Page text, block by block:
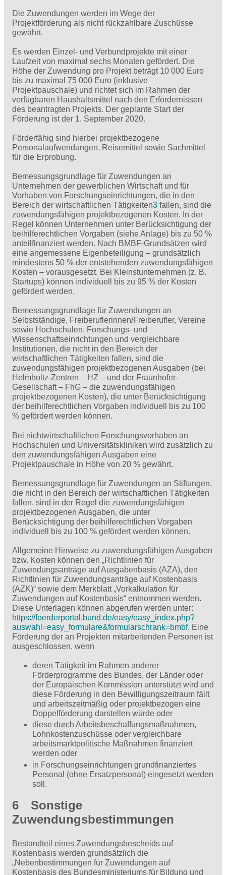
Die Zuwendungen werden im Wege der
Projektförderung als nicht rückzahlbare Zuschüsse
gewährt.
Es werden Einzel- und Verbundprojekte mit einer
Laufzeit von maximal sechs Monaten gefördert. Die
Höhe der Zuwendung pro Projekt beträgt 10 000 Euro
bis zu maximal 75 000 Euro (inklusive
Projektpauschale) und richtet sich im Rahmen der
verfügbaren Haushaltsmittel nach den Erfordernissen
des beantragten Projekts. Der geplante Start der
Förderung ist der 1. September 2020.
Förderfähig sind hierbei projektbezogene
Personalaufwendungen, Reisemittel sowie Sachmittel
für die Erprobung.
Bemessungsgrundlage für Zuwendungen an
Unternehmen der gewerblichen Wirtschaft und für
Vorhaben von Forschungseinrichtungen, die in den
Bereich der wirtschaftlichen Tätigkeiten3 fallen, sind die
zuwendungsfähigen projektbezogenen Kosten. In der
Regel können Unternehmen unter Berücksichtigung der
beihilferechtlichen Vorgaben (siehe Anlage) bis zu 50 %
anteilfinanziert werden. Nach BMBF-Grundsätzen wird
eine angemessene Eigenbeteiligung – grundsätzlich
mindestens 50 % der entstehenden zuwendungsfähigen
Kosten – vorausgesetzt. Bei Kleinstunternehmen (z. B.
Startups) können individuell bis zu 95 % der Kosten
gefördert werden.
Bemessungsgrundlage für Zuwendungen an
Selbstständige, Freiberuflerinnen/Freiberufler, Vereine
sowie Hoch­schulen, Forschungs- und
Wissenschaftseinrichtungen und vergleichbare
Institutionen, die nicht in den Bereich der
wirtschaftlichen Tätigkeiten fallen, sind die
zuwendungsfähigen projektbezogenen Ausgaben (bei
Helmholtz-Zentren – HZ – und der Fraunhofer-
Gesellschaft – FhG – die zuwendungsfähigen
projektbezogenen Kosten), die unter Berücksichtigung
der beihilferechtlichen Vorgaben individuell bis zu 100
% gefördert werden können.
Bei nichtwirtschaftlichen Forschungsvorhaben an
Hochschulen und Universitätskliniken wird zusätzlich zu
den zuwendungsfähigen Ausgaben eine
Projektpauschale in Höhe von 20 % gewährt.
Bemessungsgrundlage für Zuwendungen an Stiftungen,
die nicht in den Bereich der wirtschaftlichen Tätigkeiten
fallen, sind in der Regel die zuwendungsfähigen
projektbezogenen Ausgaben, die unter
Berücksichtigung der beihilferechtlichen Vorgaben
individuell bis zu 100 % gefördert werden können.
Allgemeine Hinweise zu zuwendungsfähigen Ausgaben
bzw. Kosten können den „Richtlinien für
Zuwendungsanträge auf Ausgabenbasis (AZA), den
Richtlinien für Zuwendungsanträge auf Kostenbasis
(AZK)“ sowie dem Merkblatt „Vorkalkulation für
Zuwendungen auf Kostenbasis“ entnommen werden.
Diese Unterlagen können abgerufen werden unter:
https://foerderportal.bund.de/easy/easy_index.php?
auswahl=easy_formulare&formularschrank=bmbf. Eine
Förderung der an Projekten mitarbeitenden Personen ist
ausgeschlossen, wenn
deren Tätigkeit im Rahmen anderer
Förderprogramme des Bundes, der Länder oder
der Europäischen Kommission unterstützt wird und
diese Förderung in den Bewilligungszeitraum fällt
und arbeitszeitmäßig oder projektbezogen eine
Doppelförderung darstellen würde oder
diese durch Arbeitsbeschaffungsmaßnahmen,
Lohnkostenzuschüsse oder vergleichbare
arbeitsmarktpolitische Maßnahmen finanziert
werden oder
in Forschungseinrichtungen grundfinanziertes
Personal (ohne Ersatzpersonal) eingesetzt werden
soll.
6 Sonstige
Zuwendungsbestimmungen
Bestandteil eines Zuwendungsbescheids auf
Kostenbasis werden grundsätzlich die
„Nebenbestimmungen für Zuwendungen auf
Kostenbasis des Bundesministeriums für Bildung und